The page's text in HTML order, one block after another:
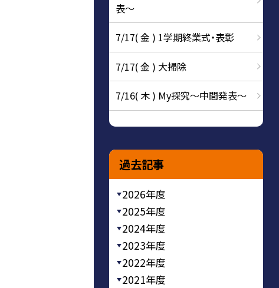
表〜
7/17( 金 ) 1学期終業式・表彰
7/17( 金 ) 大掃除
7/16( 木 ) My探究～中間発表～
過去記事
2026年度
2025年度
2024年度
2023年度
2022年度
2021年度